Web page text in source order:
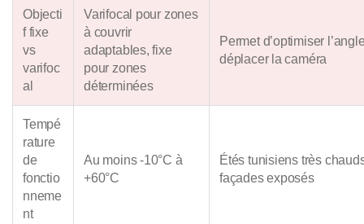
Objecti
f fixe
vs
varifoc
al
Varifocal pour zones
à couvrir
adaptables, fixe
pour zones
déterminées
Permet d’optimiser
déplacer la caméra
Tempé
rature
de
fonctio
nneme
nt
Au moins -10°C à
+60°C
Étés tunisiens très
façades exposés